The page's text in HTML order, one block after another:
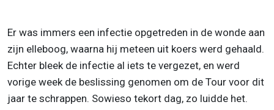
Er was immers een infectie opgetreden in de wonde aan
zijn elleboog, waarna hij meteen uit koers werd gehaald.
Echter bleek de infectie al iets te vergezet, en werd
vorige week de beslissing genomen om de Tour voor dit
jaar te schrappen. Sowieso tekort dag, zo luidde het.